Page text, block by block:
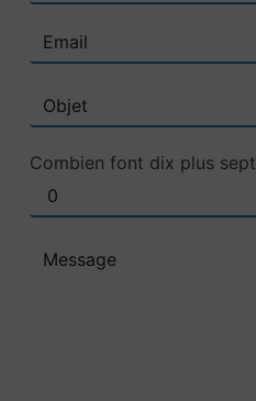
Combien font dix plus sept